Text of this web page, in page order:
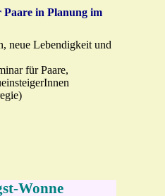
Paare in Planung im
neue Lebendigkeit und
für Paare,
Wonne